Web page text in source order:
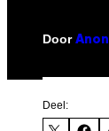
Door
Deel: